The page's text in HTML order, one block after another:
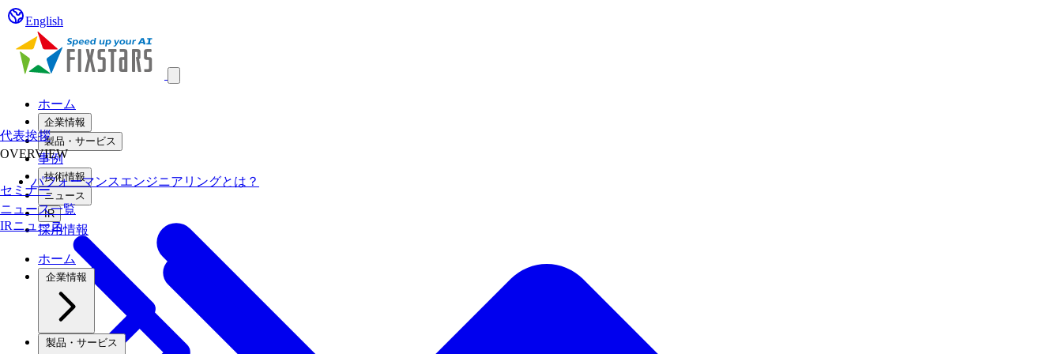
English
ホーム
企業情報
製品・サービス
事例
技術情報
セミナーニュース
ニュース一覧
IR
採用情報
ホーム
企業情報
製品・サービス
代表挨拶
OVERVIEW
パフォーマンスエンジニアリングとは？
IRニュース